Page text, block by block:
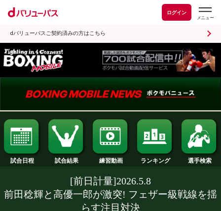
ログイン
dバリューパスご契約済みの方はこちら
試合日程 試合結果 練習動画 ランキング